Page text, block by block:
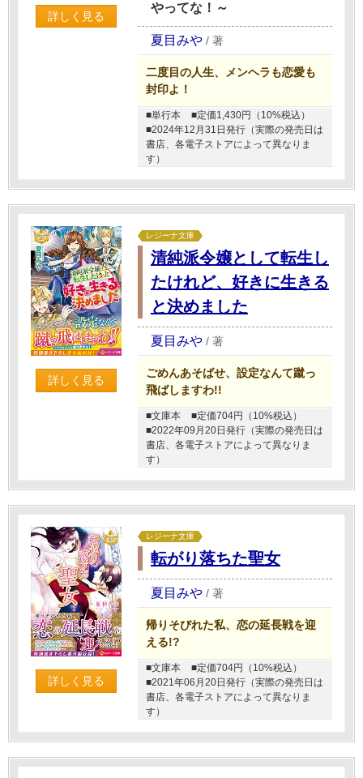
詳しく見る
やってな！～
夏目みや / 著
二度目の人生、メンヘラも恋愛も
封印よ！
■単行本
■定価1,430円（10%税込）
■2024年12月31日発行（実際の発売日は
書店、各電子ストアによって異なりま
す）
詳しく見る
レジーナ文庫
清純派令嬢として転生し
たけれど、好きに生きる
と決めました
夏目みや / 著
ごめんあそばせ、設定なんて蹴っ
飛ばしますわ!!
■文庫本
■定価704円（10%税込）
■2022年09月20日発行（実際の発売日は
書店、各電子ストアによって異なりま
す）
詳しく見る
レジーナ文庫
転がり落ちた聖女
夏目みや / 著
帰りそびれた私、恋の延長戦を迎
える!?
■文庫本
■定価704円（10%税込）
■2021年06月20日発行（実際の発売日は
書店、各電子ストアによって異なりま
す）